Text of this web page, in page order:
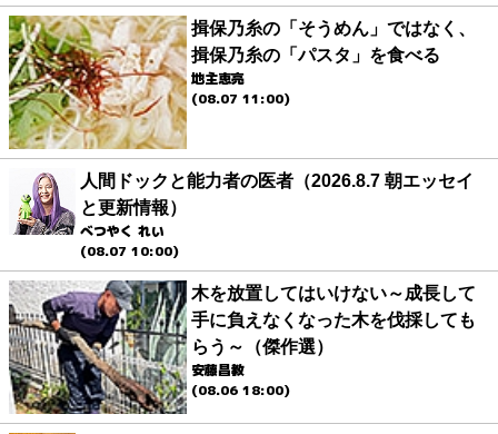
揖保乃糸の「そうめん」ではなく、
揖保乃糸の「パスタ」を食べる
地主恵亮
(08.07 11:00)
人間ドックと能力者の医者（2026.8.7 朝エッセイ
と更新情報）
べつやく れい
(08.07 10:00)
木を放置してはいけない～成長して
手に負えなくなった木を伐採しても
らう～（傑作選）
安藤昌教
(08.06 18:00)